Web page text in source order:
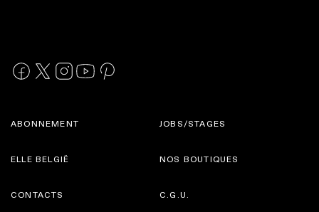
ABONNEMENT
ELLE BELGIË
JOBS/STAGES
NOS BOUTIQUES
CONTACTS C.G.U.